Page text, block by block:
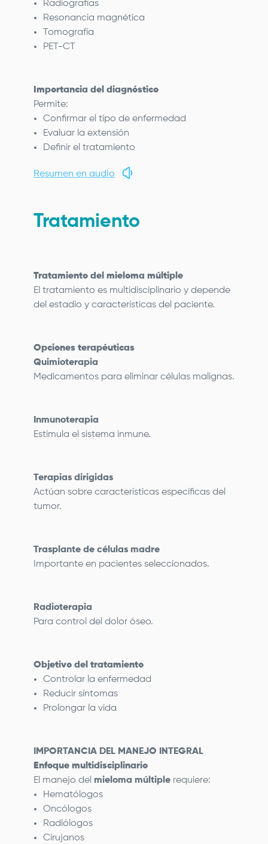
Radiografías
Resonancia magnética
Tomografía
PET-CT
Importancia del diagnóstico
Permite:
Confirmar el tipo de enfermedad
Evaluar la extensión
Definir el tratamiento
Resumen en audio
Tratamiento
Tratamiento del mieloma múltiple
El tratamiento es multidisciplinario y depende
del estadio y características del paciente.
Opciones terapéuticas
Quimioterapia
Medicamentos para eliminar células malignas.
Inmunoterapia
Estimula el sistema inmune.
Terapias dirigidas
Actúan sobre características específicas del
tumor.
Trasplante de células madre
Importante en pacientes seleccionados.
Radioterapia
Para control del dolor óseo.
Objetivo del tratamiento
Controlar la enfermedad
Reducir síntomas
Prolongar la vida
IMPORTANCIA DEL MANEJO INTEGRAL
Enfoque multidisciplinario
El manejo del mieloma múltiple requiere:
Hematólogos
Oncólogos
Radiólogos
Cirujanos